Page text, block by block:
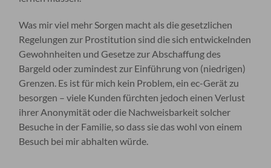
Was mir viel mehr Sorgen macht als die gesetzlichen
Regelungen zur Prostitution sind die sich entwickelnden
Gewohnheiten und Gesetze zur Abschaffung des
Bargeld oder zumindest zur Einführung von (niedrigen)
Grenzen. Es ist für mich kein Problem, ein ec-Gerät zu
besorgen – viele Kunden fürchten jedoch einen Verlust
ihrer Anonymität oder die Nachweisbarkeit solcher
Besuche in der Familie, so dass sie das wohl von einem
Besuch bei mir abhalten würde.